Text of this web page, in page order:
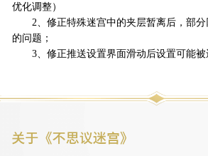
优化调整）
2、修正特殊迷宫中的夹层暂离后，部
的问题；
3、修正推送设置界面滑动后设置可能被